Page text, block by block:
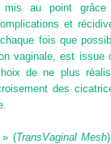
mis au point
et
fois que
vaginale, est issue
de ne plus
des
» (TransVaginal Mesh